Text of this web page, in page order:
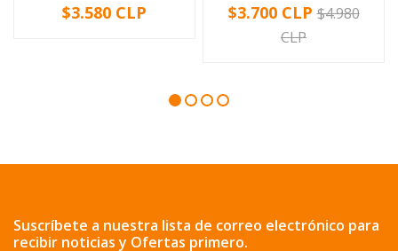
$3.580 CLP $3.700 CLP $4.980
CLP
Suscríbete a nuestra lista de correo electrónico para
recibir noticias y Ofertas primero.